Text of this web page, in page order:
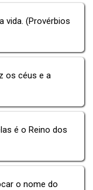
vida. (Provérbios
os céus e a
é o Reino dos
o nome do